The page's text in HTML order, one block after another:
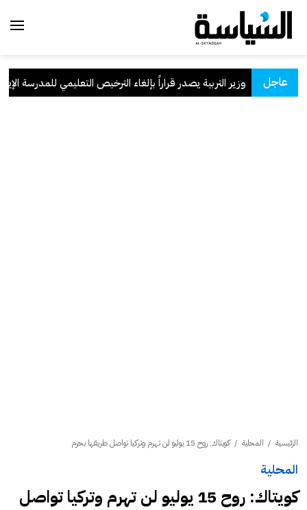
عاجل وزير التربية يصدر قراراً بإلغاء الترخيص التعليمي للمدرسة
الرئيسية / المحلية /كويتاك: روح 15 يوليو لن تهرم وتركيا تواصل طريقها بحزم
المحلية
كويتاك: روح 15 يوليو لن تهرم وتركيا تواصل